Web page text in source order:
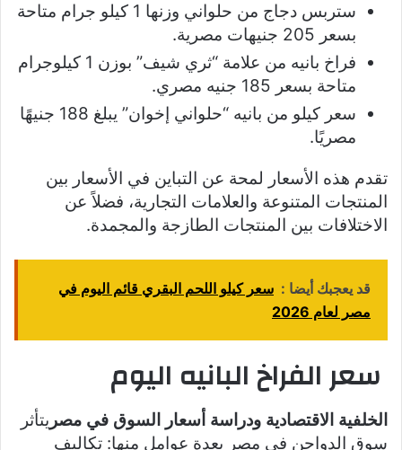
ستربس دجاج من حلواني وزنها 1 كيلو جرام متاحة
بسعر 205 جنيهات مصرية.
فراخ بانيه من علامة “ثري شيف” بوزن 1 كيلوجرام
متاحة بسعر 185 جنيه مصري.
سعر كيلو من بانيه “حلواني إخوان” يبلغ 188 جنيهًا
مصريًا.
تقدم هذه الأسعار لمحة عن التباين في الأسعار بين
المنتجات المتنوعة والعلامات التجارية، فضلاً عن
الاختلافات بين المنتجات الطازجة والمجمدة.
قد يعجبك أيضا : سعر كيلو اللحم البقري قائم اليوم في
مصر لعام 2026
سعر الفراخ البانيه اليوم
الخلفية الاقتصادية ودراسة أسعار السوق في مصر يتأثر
سوق الدواجن في مصر بعدة عوامل منها: تكاليف